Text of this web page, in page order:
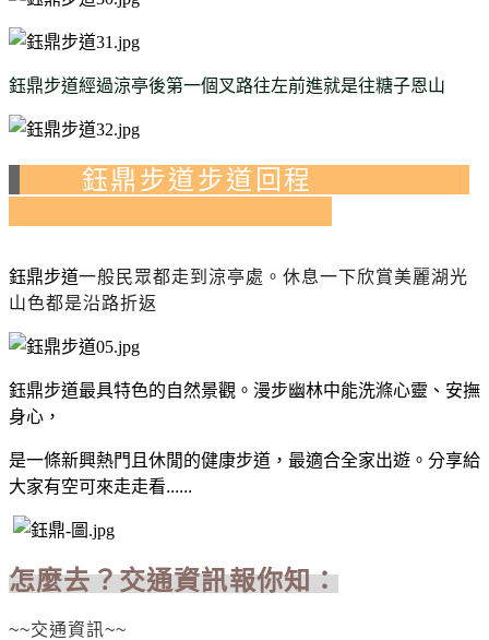
鈺鼎步道經過涼亭後第一個叉路往左前進就是往糖子恩山
鈺鼎步道步道回程
鈺鼎步道一般民眾都走到涼亭處。休息一下欣賞美麗湖光
山色都是沿路折返
鈺鼎步道最具特色的自然景觀。漫步幽林中能洗滌心靈、安撫
身心，
是一條新興熱門且休閒的健康步道 ，最適合全家出遊。分享給
大家有空可來走走看......
怎麼去？交通資訊報你知：
~~交通資訊~~